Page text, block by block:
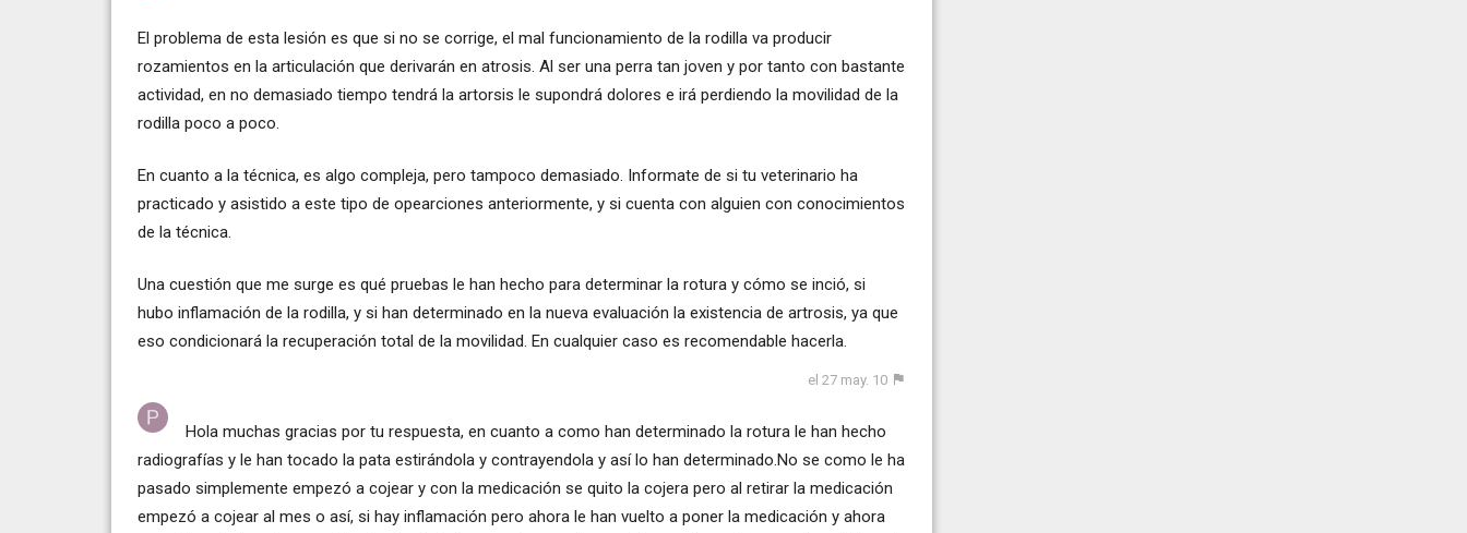
El problema de esta lesión es que si no se corrige, el mal funcionamiento de la rodilla va producir
rozamientos en la articulación que derivarán en atrosis. Al ser una perra tan joven y por tanto con bastante
actividad, en no demasiado tiempo tendrá la artorsis le supondrá dolores e irá perdiendo la movilidad de la
rodilla poco a poco.
En cuanto a la técnica, es algo compleja, pero tampoco demasiado. Informate de si tu veterinario ha
practicado y asistido a este tipo de opearciones anteriormente, y si cuenta con alguien con conocimientos
de la técnica.
Una cuestión que me surge es qué pruebas le han hecho para determinar la rotura y cómo se inció, si
hubo inflamación de la rodilla, y si han determinado en la nueva evaluación la existencia de artrosis, ya que
eso condicionará la recuperación total de la movilidad. En cualquier caso es recomendable hacerla.
el 27 may. 10
Hola muchas gracias por tu respuesta, en cuanto a como han determinado la rotura le han hecho
radiografías y le han tocado la pata estirándola y contrayendola y así lo han determinado.No se como le ha
pasado simplemente empezó a cojear y con la medicación se quito la cojera pero al retirar la medicación
empezó a cojear al mes o así, si hay inflamación pero ahora le han vuelto a poner la medicación y ahora